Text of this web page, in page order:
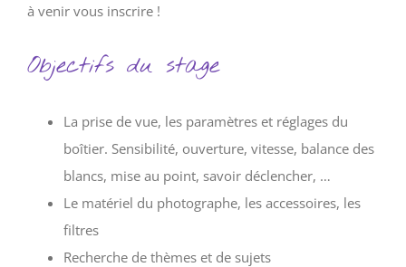
à venir vous inscrire !
Objectifs du stage
La prise de vue, les paramètres et réglages du
boîtier. Sensibilité, ouverture, vitesse, balance des
blancs, mise au point, savoir déclencher, …
Le matériel du photographe, les accessoires, les
filtres
Recherche de thèmes et de sujets